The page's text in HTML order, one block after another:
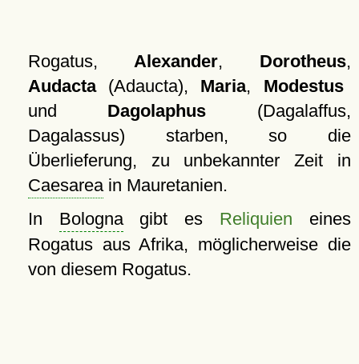
Rogatus,Alexander, Dorotheus,
Audacta(Adaucta), Maria, Modestus
und Dagolaphus (Dagalaffus,
Dagalassus) starben, so die
Überlieferung, zu unbekannter Zeit in
Caesareain Mauretanien.
In Bolognagibt es Reliquien eines
Rogatus aus Afrika, möglicherweise die
von diesem Rogatus.